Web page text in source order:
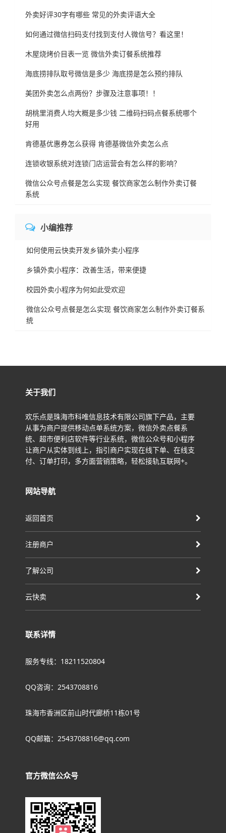
外卖好评30字有哪些 常见的外卖评语大全
如何通过微信扫码支付找到支付人微信号？看这里！
木屋烧烤价目表一览 微信外卖订餐系统推荐
海底捞排队取号微信是多少 海底捞是怎么预约排队
美团外卖怎么点两份？步骤及注意事项！！
胡桃里消费人均大概是多少钱 二维码扫码点餐系统哪个
好用
肯德基优惠券怎么获得 肯德基微信外卖怎么点
连锁收银系统对连锁门店运营会有怎么样的影响？
微信公众号点餐是怎么实现 餐饮商家怎么制作外卖订餐
系统
小编推荐
如何使用云快卖开发乡镇外卖小程序
乡镇外卖小程序：改善生活，带来便捷
校园外卖小程序为何如此受欢迎
微信公众号点餐是怎么实现 餐饮商家怎么制作外卖订餐系
统
关于我们
欢乐点是珠海市科唯信息技术有限公司旗下产品，主要
从事为商户提供移动点单系统方案，微信外卖点餐系
统、超市便利店软件等行业系统，微信公众号和小程序
让商户从实体到线上，指引商户实现在线下单、在线支
付、订单打印，多方面营销策略，轻松接轨互联网+。
网站导航
返回首页
注册商户
了解公司
云快卖
联系详情
服务专线：18211520804
QQ咨询：2543708816
珠海市香洲区前山时代廊桥11栋01号
QQ邮箱：2543708816@qq.com
官方微信公众号